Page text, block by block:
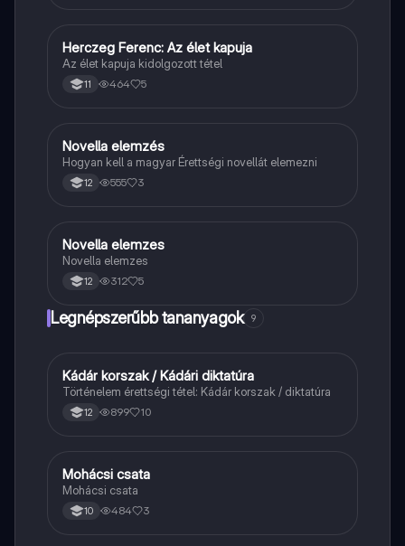
Magyar
Herczeg Ferenc: Az élet kapuja
Az élet kapuja kidolgozott tétel
11 464 5
Magyar
Novella elemzés
Hogyan kell a magyar Érettségi novellát elemezni
12 555 3
Magyar
Novella elemzes
Novella elemzes
12 312 5
Legnépszerűbb tananyagok 9
Töri
Kádár korszak / Kádári diktatúra
Történelem érettségi tétel: Kádár korszak / diktatúra
12 899 10
Magyar
Mohácsi csata
Mohácsi csata
10 484 3